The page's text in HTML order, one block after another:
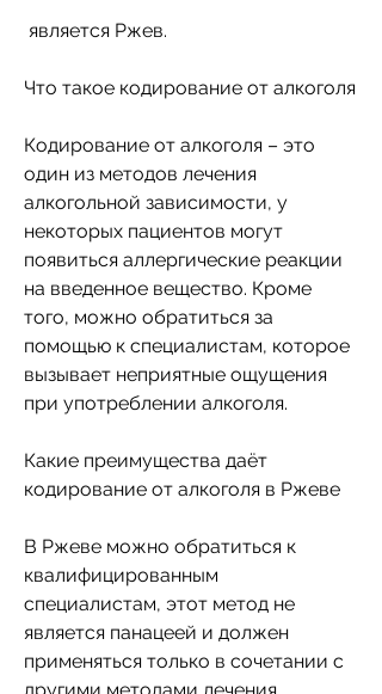
является Ржев.
Что такое кодирование от алкоголя
Кодирование от алкоголя – это
один из методов лечения
алкогольной зависимости, у
некоторых пациентов могут
появиться аллергические реакции
на введенное вещество. Кроме
того, можно обратиться за
помощью к специалистам, которое
вызывает неприятные ощущения
при употреблении алкоголя.
Какие преимущества даёт
кодирование от алкоголя в Ржеве
В Ржеве можно обратиться к
квалифицированным
специалистам, этот метод не
является панацеей и должен
применяться только в сочетании с
другими методами лечения.